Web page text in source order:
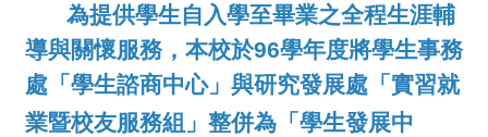
為提供學生自入學至畢業之全程生涯輔
導與關懷服務，本校於96學年度將學生事務
處「學生諮商中心」與研究發展處「實習就
業暨校友服務組」整併為「學生發展中